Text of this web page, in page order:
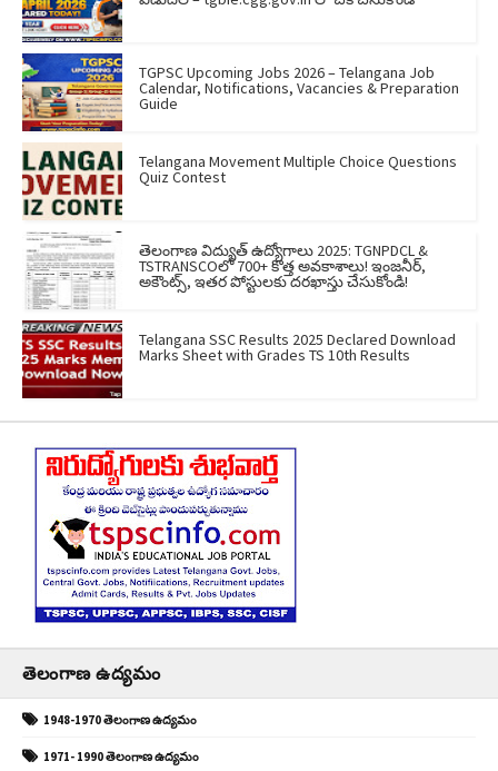
TGPSC Upcoming Jobs 2026 – Telangana Job
Calendar, Notifications, Vacancies & Preparation
Guide
Telangana Movement Multiple Choice Questions
Quiz Contest
తెలంగాణ విద్యుత్ ఉద్యోగాలు 2025: TGNPDCL &
TSTRANSCOలో 700+ కొత్త అవకాశాలు! ఇంజనీర్,
అకౌంట్స్, ఇతర పోస్టులకు దరఖాస్తు చేసుకోండి!
Telangana SSC Results 2025 Declared Download
Marks Sheet with Grades TS 10th Results
తెలంగాణ ఉద్యమం
1948-1970 తెలంగాణ ఉద్యమం
1971- 1990 తెలంగాణ ఉద్యమం